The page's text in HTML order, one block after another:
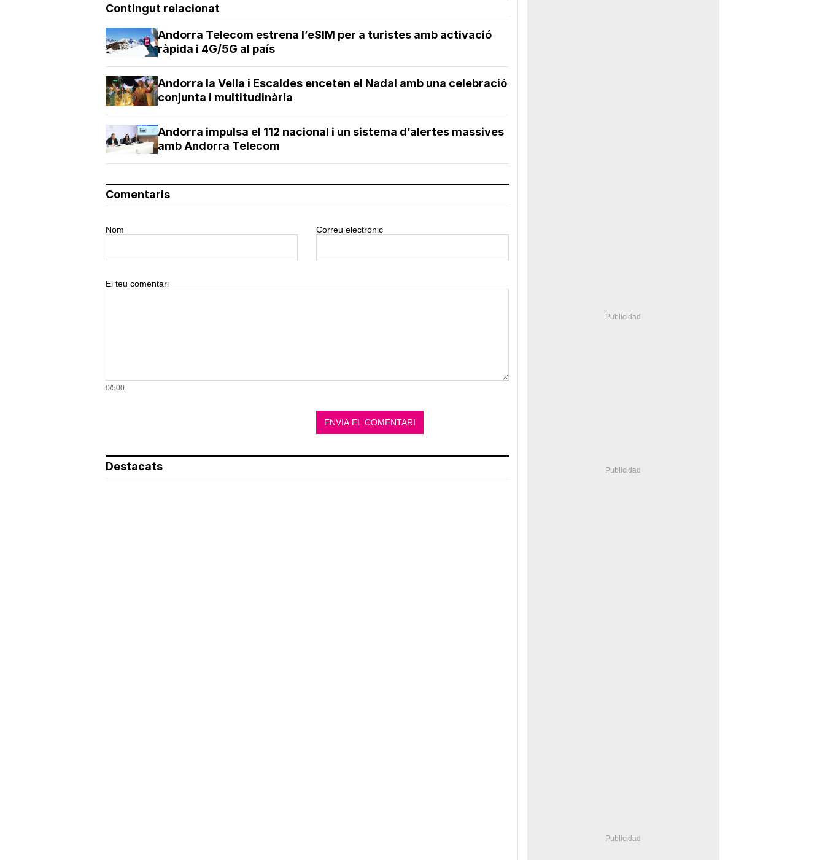
Contingut relacionat
Andorra Telecom estrena l’eSIM per a turistes amb activació
ràpida i 4G/5G al país
Andorra la Vella i Escaldes enceten el Nadal amb una celebració
conjunta i multitudinària
Andorra impulsa el 112 nacional i un sistema d’alertes massives
amb Andorra Telecom
Comentaris
Nom Correu electrònic
El teu comentari
0/500
Destacats